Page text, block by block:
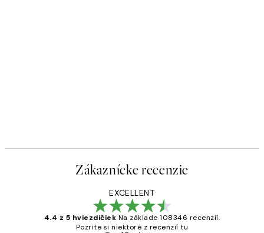
Zákaznícke recenzie
EXCELLENT
4.4 z 5 hviezdičiek Na základe 108346 recenzií.
Pozrite si niektoré z recenzií tu